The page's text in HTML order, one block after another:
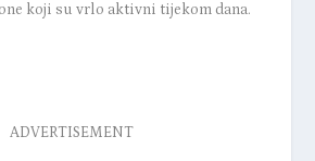
koji su vrlo aktivni tijekom dana.
ADVERTISEMENT